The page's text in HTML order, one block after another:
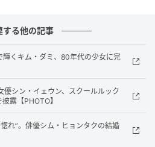
する他の記事
くキム・ダミ、80年代の少女に完
シン・イェウン、スクールルック
露【PHOTO】
れ”。俳優シム・ヒョンタクの結婚